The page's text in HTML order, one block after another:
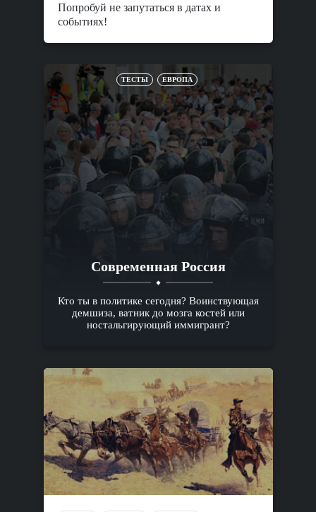
Попробуй не запутаться в датах и
событиях!
ТЕСТЫ ЕВРОПА
Современная Россия
Кто ты в политике сегодня? Воинствующая
демшиза, ватник до мозга костей или
ностальгирующий иммигрант?